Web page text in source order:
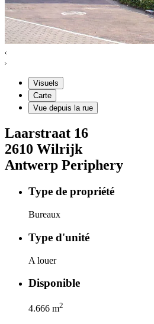
Visuels
Carte
Vue depuis la rue
Laarstraat 16
2610 Wilrijk
Antwerp Periphery
Type de propriété
Bureaux
Type d'unité
A louer
Disponible
4.666 m2